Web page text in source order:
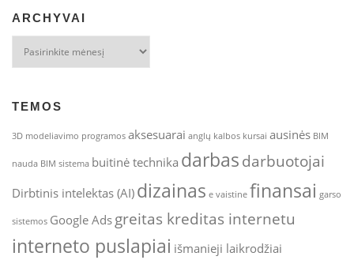
ARCHYVAI
TEMOS
3D modeliavimo programos aksesuarai anglų kalbos kursai ausinės BIM
nauda BIM sistema buitinė technika darbas darbuotojai
Dirbtinis intelektas (AI)dizainas e vaistine finansai garso
sistemos Google Adsgreitas kreditas internetu
interneto puslapiai išmanieji laikrodžiai